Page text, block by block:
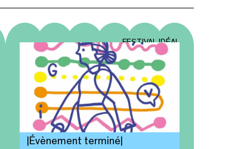
FESTIVAL IDÉAL
Évènement terminé